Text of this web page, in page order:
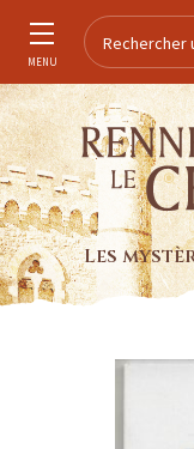
MENU
Les